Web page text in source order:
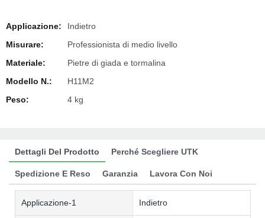
Applicazione:
Indietro
Misurare:
Professionista di medio livello
Materiale:
Pietre di giada e tormalina
Modello N.:
H11M2
Peso:
4 kg
Dettagli Del Prodotto Perché Scegliere UTK
Spedizione E Reso Garanzia Lavora Con Noi
Applicazione-1 Indietro